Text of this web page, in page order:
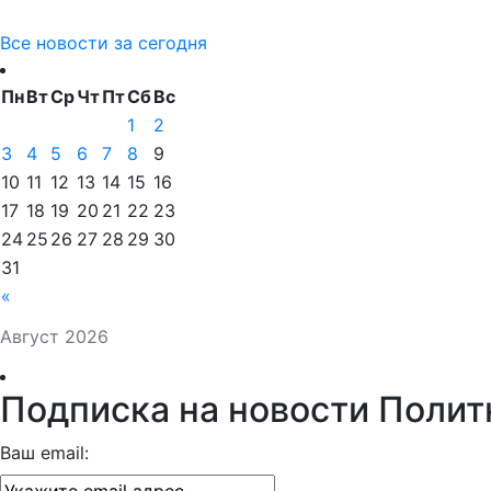
Все новости за сегодня
Август 2026
ПнВтСрЧтПтСбВс
«
1
2
3
4 5 6 7 8
9
10 11 12 13 14 15 16
17 18 19 20 21 22 23
24 25 26 27 28 29 30
31
Подписка на новости
Ваш email: